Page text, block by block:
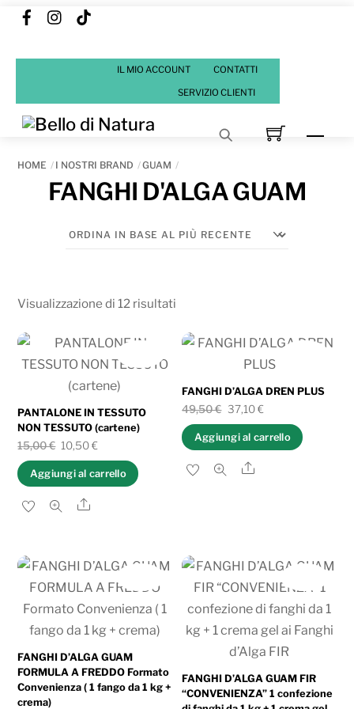
Skip
content
FacebookInstagram
IL MIO ACCOUNT CONTATTI
SERVIZIO CLIENTI
HOME I NOSTRI BRAND GUAM
FANGHI D'ALGA GUAM
Visualizzazione di 12 risultati
base
più
recente
PANTALONE IN TESSUTO
NON TESSUTO (cartene)
15,00€ Il
originale
era:
10,50€
prezzo
attuale
Aggiungi al carrello
Share
FANGHI D’ALGA DREN PLUS
49,50€ Il
originale
era:
37,10€Il
prezzo
attuale
Aggiungi al carrello
Share
FANGHI D’ALGA GUAM
FORMULA A FREDDO Formato
Convenienza ( 1 fango da 1 kg +
crema)
FANGHI D’ALGA GUAM FIR
“CONVENIENZA” 1 confezione